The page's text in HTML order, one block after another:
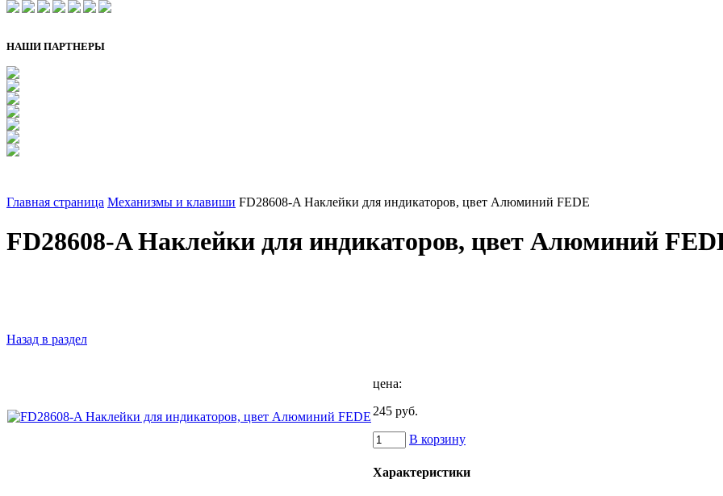
НАШИ ПАРТНЕРЫ
Главная страница Механизмы и клавиши FD28608-A Наклейки для индикаторов, цвет Алюминий FEDE
FD28608-A Наклейки для индикаторов, цвет Алюминий
Назад в раздел
цена:
245 руб.
В корзину
Характеристики